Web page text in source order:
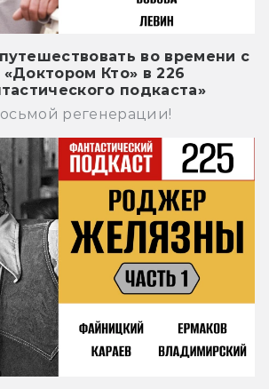
во времени с
Кто» в 226
подкаста»
регенерации!